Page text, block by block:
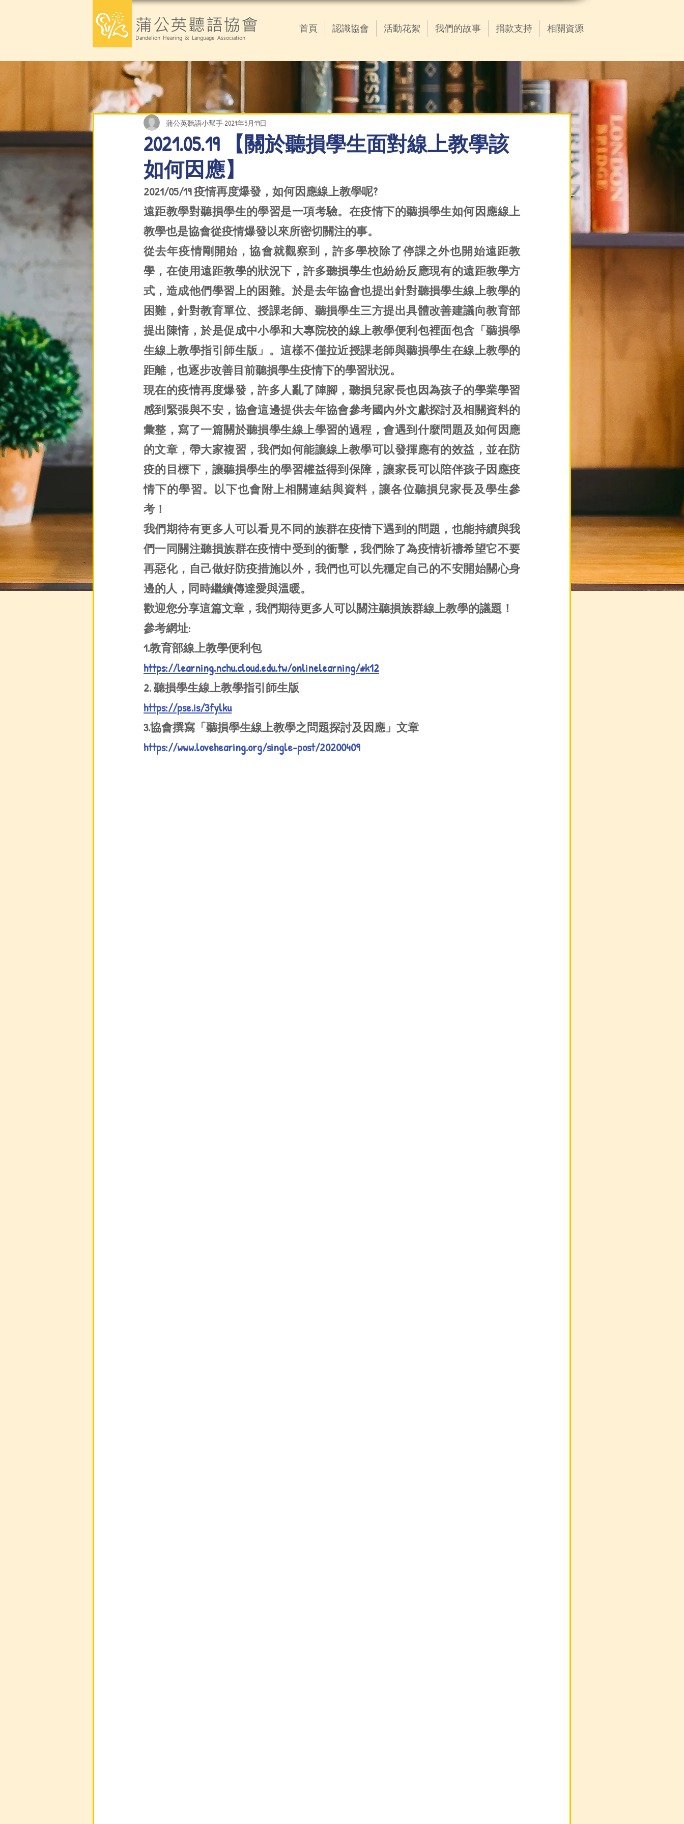
蒲公英聽語協會
Dandelion Hearing & Language Association
首頁 認識協會 活動花絮 我們的故事 捐款支持 相關資源
2021.05.19 【關於聽損學生面對線上教學該
如何因應】
蒲公英聽語小幫手 2021年5月19日
2021/05/19 疫情再度爆發，如何因應線上教學呢?
遠距教學對聽損學生的學習是一項考驗。在疫情下的聽損學生如何因應線上
教學也是協會從疫情爆發以來所密切關注的事。
從去年疫情剛開始，協會就觀察到，許多學校除了停課之外也開始遠距教
學，在使用遠距教學的狀況下，許多聽損學生也紛紛反應現有的遠距教學方
式，造成他們學習上的困難。於是去年協會也提出針對聽損學生線上教學的
困難，針對教育單位、授課老師、聽損學生三方提出具體改善建議向教育部
提出陳情，於是促成中小學和大專院校的線上教學便利包裡面包含「聽損學
生線上教學指引師生版」。這樣不僅拉近授課老師與聽損學生在線上教學的
距離，也逐步改善目前聽損學生疫情下的學習狀況。
現在的疫情再度爆發，許多人亂了陣腳，聽損兒家長也因為孩子的學業學習
感到緊張與不安，協會這邊提供去年協會參考國內外文獻探討及相關資料的
彙整，寫了一篇關於聽損學生線上學習的過程，會遇到什麼問題及如何因應
的文章，帶大家複習，我們如何能讓線上教學可以發揮應有的效益，並在防
疫的目標下，讓聽損學生的學習權益得到保障，讓家長可以陪伴孩子因應疫
情下的學習。以下也會附上相關連結與資料，讓各位聽損兒家長及學生參
考！
我們期待有更多人可以看見不同的族群在疫情下遇到的問題，也能持續與我
們一同關注聽損族群在疫情中受到的衝擊，我們除了為疫情祈禱希望它不要
再惡化，自己做好防疫措施以外，我們也可以先穩定自己的不安開始關心身
邊的人，同時繼續傳達愛與溫暖。
歡迎您分享這篇文章，我們期待更多人可以關注聽損族群線上教學的議題！
參考網址:
1.教育部線上教學便利包
https://learning.nchu.cloud.edu.tw/onlinelearning/#k12
2. 聽損學生線上教學指引師生版
https://pse.is/3fylku
3.協會撰寫「聽損學生線上教學之問題探討及因應」文章
https://www.lovehearing.org/single-post/20200409